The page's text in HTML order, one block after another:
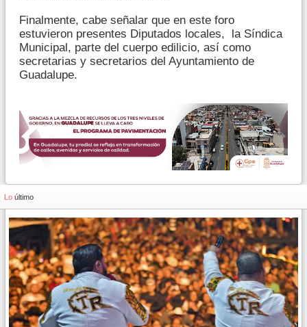
Finalmente, cabe señalar que en este foro
estuvieron presentes Diputados locales, la Síndica
Municipal, parte del cuerpo edilicio, así como
secretarias y secretarios del Ayuntamiento de
Guadalupe.
Lo último